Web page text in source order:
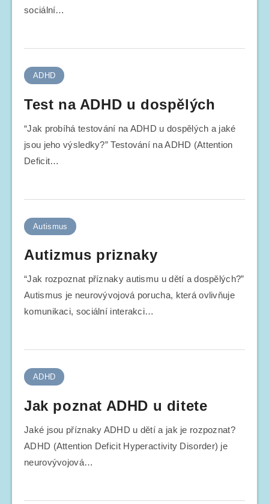
sociální…
ADHD
Test na ADHD u dospělých
“Jak probíhá testování na ADHD u dospělých a jaké
jsou jeho výsledky?” Testování na ADHD (Attention
Deficit…
Autismus
Autizmus priznaky
“Jak rozpoznat příznaky autismu u dětí a dospělých?”
Autismus je neurovývojová porucha, která ovlivňuje
komunikaci, sociální interakci…
ADHD
Jak poznat ADHD u ditete
Jaké jsou příznaky ADHD u dětí a jak je rozpoznat?
ADHD (Attention Deficit Hyperactivity Disorder) je
neurovývojová…